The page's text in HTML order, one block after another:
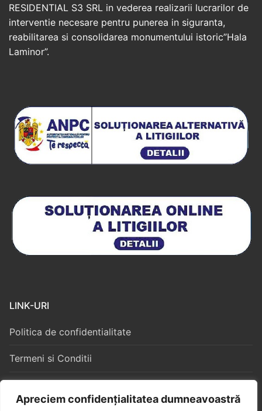
Apreciem confidențialitatea dumneavoastră
RESIDENTIAL S3 SRL in vederea realizarii lucrarilor de
interventie necesare pentru punerea in siguranta,
reabilitarea si consolidarea monumentului istoric”Hala
Laminor”.
LINK-URI
Politica de confidentialitate
Termeni si Conditii